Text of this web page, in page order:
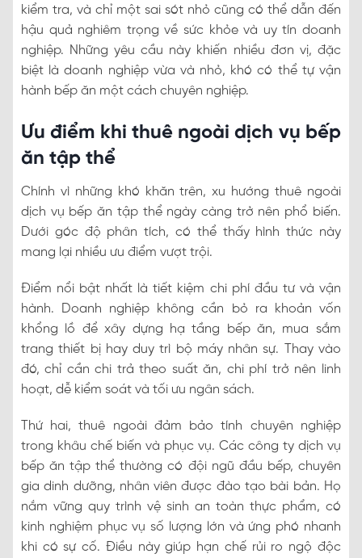
kiểm tra, và chỉ một sai sót nhỏ cũng có thể dẫn đến
hậu quả nghiêm trọng về sức khỏe và uy tín doanh
nghiệp. Những yêu cầu này khiến nhiều đơn vị, đặc
biệt là doanh nghiệp vừa và nhỏ, khó có thể tự vận
hành bếp ăn một cách chuyên nghiệp.
Ưu điểm khi thuê ngoài dịch vụ bếp
ăn tập thể
Chính vì những khó khăn trên, xu hướng thuê ngoài
dịch vụ bếp ăn tập thể ngày càng trở nên phổ biến.
Dưới góc độ phân tích, có thể thấy hình thức này
mang lại nhiều ưu điểm vượt trội.
Điểm nổi bật nhất là tiết kiệm chi phí đầu tư và vận
hành. Doanh nghiệp không cần bỏ ra khoản vốn
khổng lồ để xây dựng hạ tầng bếp ăn, mua sắm
trang thiết bị hay duy trì bộ máy nhân sự. Thay vào
đó, chỉ cần chi trả theo suất ăn, chi phí trở nên linh
hoạt, dễ kiểm soát và tối ưu ngân sách.
Thứ hai, thuê ngoài đảm bảo tính chuyên nghiệp
trong khâu chế biến và phục vụ. Các công ty dịch vụ
bếp ăn tập thể thường có đội ngũ đầu bếp, chuyên
gia dinh dưỡng, nhân viên được đào tạo bài bản. Họ
nắm vững quy trình vệ sinh an toàn thực phẩm, có
kinh nghiệm phục vụ số lượng lớn và ứng phó nhanh
khi có sự cố. Điều này giúp hạn chế rủi ro ngộ độc